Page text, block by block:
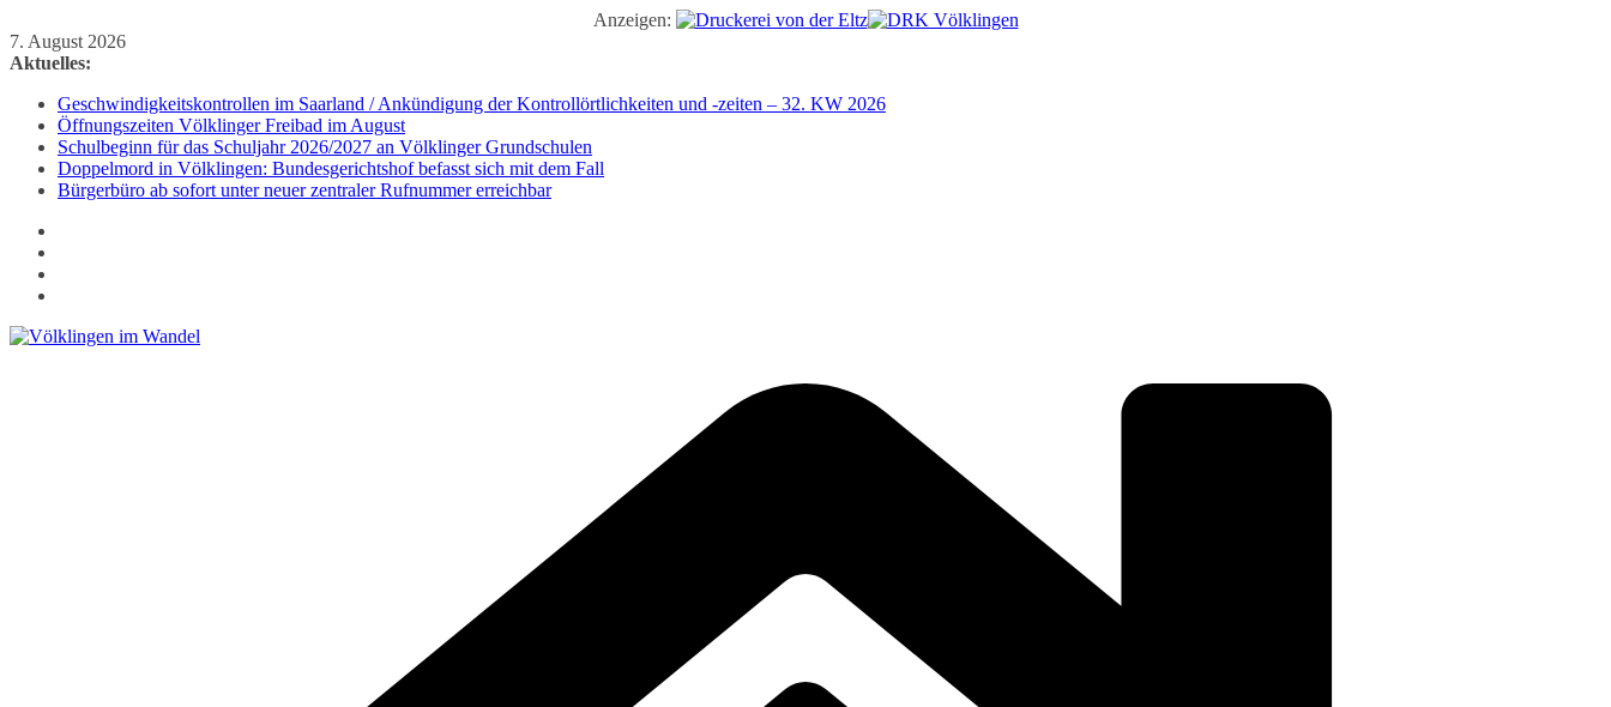
Anzeigen:
Zum
Inhalt
7. August 2026
Aktuelles:
Geschwindigkeitskontrollen im Saarland / Ankündigung der Kontrollörtlichkeiten und -zeiten – 32. KW 2026
Öffnungszeiten Völklinger Freibad im August
Schulbeginn für das Schuljahr 2026/2027 an Völklinger Grundschulen
Doppelmord in Völklingen: Bundesgerichtshof befasst sich mit dem Fall
Bürgerbüro ab sofort unter neuer zentraler Rufnummer erreichbar